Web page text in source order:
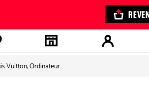
la
principal
-
Aller au
pied de
page